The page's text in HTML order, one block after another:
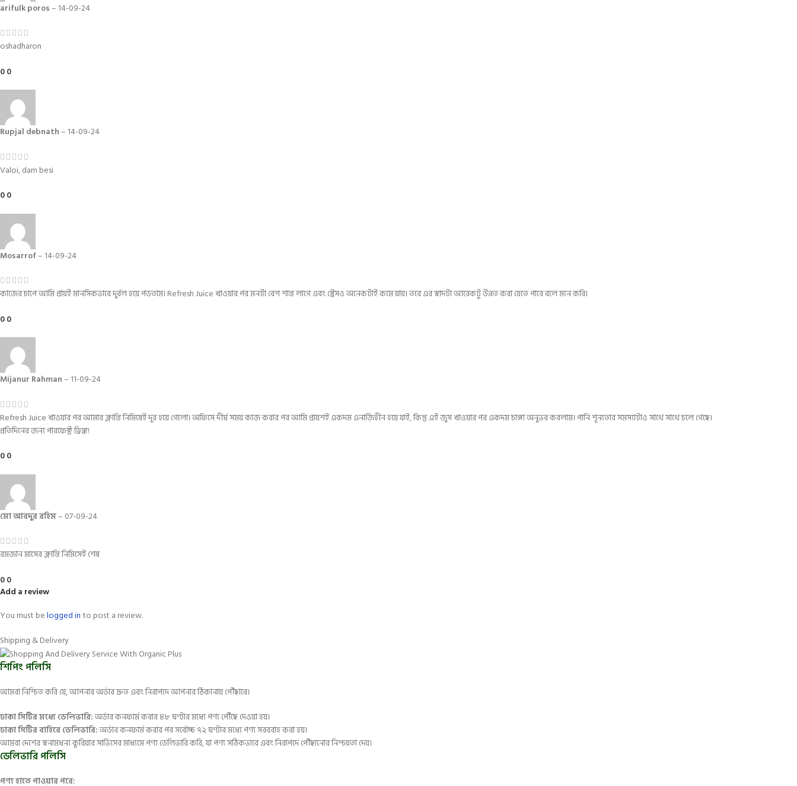
arifulk poros– 14-09-24
oshadharon
00
Rupjal debnath– 14-09-24
Valoi, dam besi
00
Mosarrof– 14-09-24
কাজের চাপে আমি প্রায়ই মানসিকভাবে দুর্বল হয়ে পড়তাম। Refresh Juice খাওয়ার পর মনটা বেশ শান্ত লাগে এবং স্ট্রেসও অনেকটাই কমে যায়। তবে এর স্বাদটা আরেকটু উন্নত করা যেতে পারে বলে মনে করি।
00
Mijanur Rahman– 11-09-24
Refresh Juice খাওয়ার পর আমার ক্লান্তি নিমিষেই দূর হয়ে গেলো। অফিসে দীর্ঘ সময় কাজ করার পর আমি প্রায়শই একদম এনার্জিহীন হয়ে যাই, কিন্তু এই জুস খাওয়ার পর একদম চাঙ্গা অনুভব করলাম। পানি শূন্যতার সমস্যাটাও সাথে সাথে চলে গেছে।
প্রতিদিনের জন্য পারফেক্ট ড্রিঙ্ক!
00
মো আবদুর রহিম– 07-09-24
রমজান মাসের ক্লান্তি নিমিসেই শেষ
00
Add a review
You must belogged into post a review.
Shipping & Delivery
শিপিং পলিসি
আমরা নিশ্চিত করি যে, আপনার অর্ডার দ্রুত এবং নিরাপদে আপনার ঠিকানায় পৌঁছাবে।
ঢাকা সিটির মধ্যে ডেলিভারি:অর্ডার কনফার্ম করার ৪৮ ঘণ্টার মধ্যে পণ্য পৌঁছে দেওয়া হয়।
ঢাকা সিটির বাহিরে ডেলিভারি:অর্ডার কনফার্ম করার পর সর্বোচ্চ ৭২ ঘণ্টার মধ্যে পণ্য সরবরাহ করা হয়।
আমরা দেশের স্বনামধন্য কুরিয়ার সার্ভিসের মাধ্যমে পণ্য ডেলিভারি করি, যা পণ্য সঠিকভাবে এবং নিরাপদে পৌঁছানোর নিশ্চয়তা দেয়।
ডেলিভারি পলিসি
পণ্য হাতে পাওয়ার পরে: